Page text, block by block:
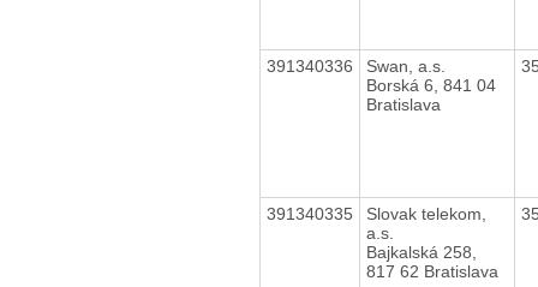
391340336
Swan, a.s.
Borská 6, 841 04
Bratislava
391340335
Slovak telekom,
a.s.
Bajkalská 258,
817 62 Bratislava